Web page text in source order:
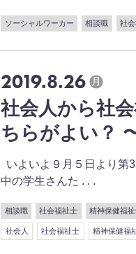
ソーシャルワーカー 相談職 社
2019.8.26 月
社会人から社
ちらがよい？
いよいよ９月５日より第
中の学生さんた . . .
相談職 社会福祉士 精神保健福
社会人 社会福祉士 精神保健福